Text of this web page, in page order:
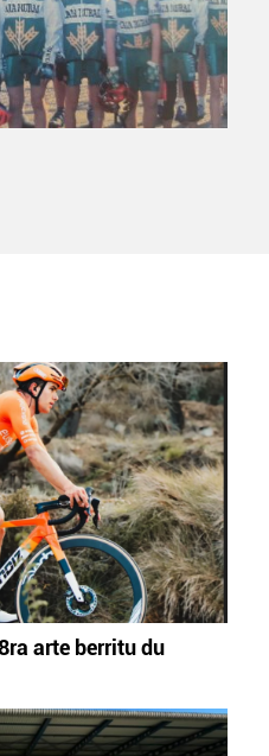
arte berritu du